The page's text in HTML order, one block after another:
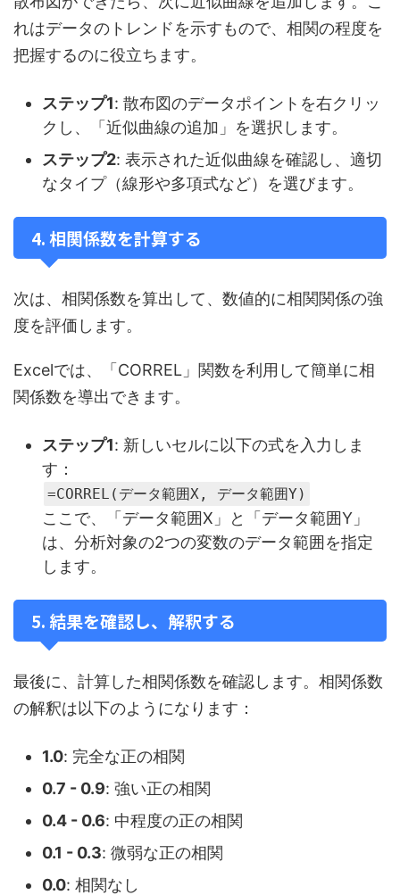
れはデータのトレンドを示すもので、相関の程度を
把握するのに役立ちます。
ステップ1: 散布図のデータポイントを右クリッ
クし、「近似曲線の追加」を選択します。
ステップ2: 表示された近似曲線を確認し、適切
なタイプ（線形や多項式など）を選びます。
4. 相関係数を計算する
次は、相関係数を算出して、数値的に相関関係の強
度を評価します。
Excelでは、「CORREL」関数を利用して簡単に相
関係数を導出できます。
ステップ1: 新しいセルに以下の式を入力しま
す：
=CORREL(データ範囲X, データ範囲Y)
ここで、「データ範囲X」と「データ範囲Y」
は、分析対象の2つの変数のデータ範囲を指定
します。
5. 結果を確認し、解釈する
最後に、計算した相関係数を確認します。相関係数
の解釈は以下のようになります：
1.0: 完全な正の相関
0.7 - 0.9: 強い正の相関
0.4 - 0.6: 中程度の正の相関
0.1 - 0.3: 微弱な正の相関
0.0: 相関なし